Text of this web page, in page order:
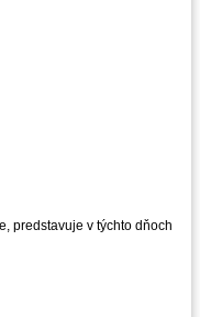
predstavuje v týchto dňoch